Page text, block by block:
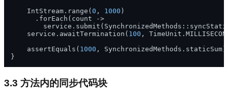
    IntStream.range(
0 , 1000 )
      .forEach(count ->
    service.awaitTermination(
100 ,
    assertEquals(
1000 ,
3.3 方法内的同步代码块